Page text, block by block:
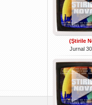
(Ştirile
Jurnal